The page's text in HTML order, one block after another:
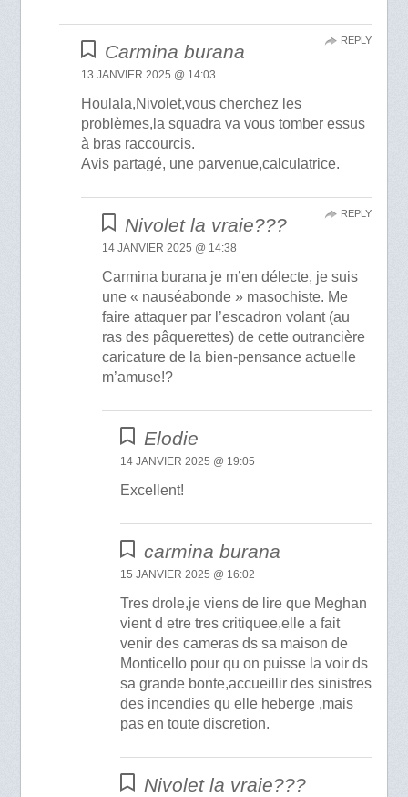
Carmina burana
13 JANVIER 2025 @ 14:03
Houlala,Nivolet,vous cherchez les
problèmes,la squadra va vous tomber essus
à bras raccourcis.
Avis partagé, une parvenue,calculatrice.
REPLY
Nivolet la vraie???
14 JANVIER 2025 @ 14:38
Carmina burana je m’en délecte, je suis
une « nauséabonde » masochiste. Me
faire attaquer par l’escadron volant (au
ras des pâquerettes) de cette outrancière
caricature de la bien-pensance actuelle
m’amuse!?
REPLY
Elodie
14 JANVIER 2025 @ 19:05
Excellent!
carmina burana
15 JANVIER 2025 @ 16:02
Tres drole,je viens de lire que Meghan
vient d etre tres critiquee,elle a fait
venir des cameras ds sa maison de
Monticello pour qu on puisse la voir ds
sa grande bonte,accueillir des sinistres
des incendies qu elle heberge ,mais
pas en toute discretion.
Nivolet la vraie???